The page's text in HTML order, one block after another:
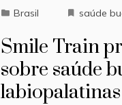
Brasil saúde
Smile Train
sobre saúde